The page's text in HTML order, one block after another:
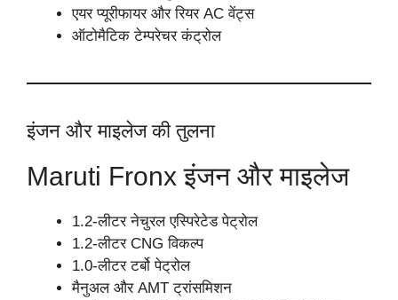
एयर प्यूरीफायर और रियर AC वेंट्स
ऑटोमैटिक टेम्परेचर कंट्रोल
इंजन और माइलेज की तुलना
Maruti Fronx इंजन और माइलेज
1.2-लीटर नेचुरल एस्पिरेटेड पेट्रोल
1.2-लीटर CNG विकल्प
1.0-लीटर टर्बो पेट्रोल
मैनुअल और AMT ट्रांसमिशन